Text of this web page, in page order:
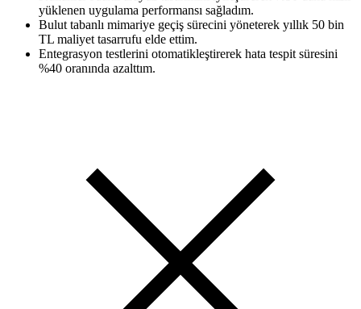
yüklenen uygulama performansı sağladım.
Bulut tabanlı mimariye geçiş sürecini yöneterek yıllık 50 bin
TL maliyet tasarrufu elde ettim.
Entegrasyon testlerini otomatikleştirerek hata tespit süresini
%40 oranında azalttım.